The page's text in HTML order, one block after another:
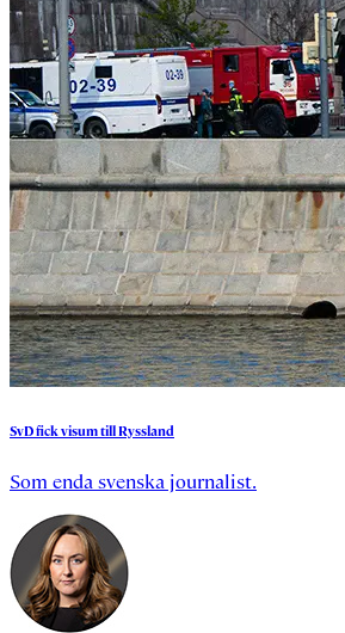
SvDfickvisumtillRyssland
Som enda svenska journalist.